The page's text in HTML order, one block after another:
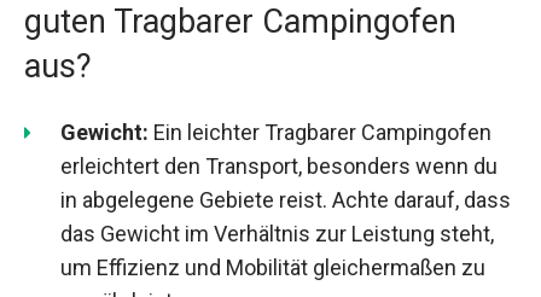
guten Tragbarer Campingofen
aus?
Gewicht: Ein leichter Tragbarer Campingofen
erleichtert den Transport, besonders wenn du
in abgelegene Gebiete reist. Achte darauf, dass
das Gewicht im Verhältnis zur Leistung steht,
um Effizienz und Mobilität gleichermaßen zu